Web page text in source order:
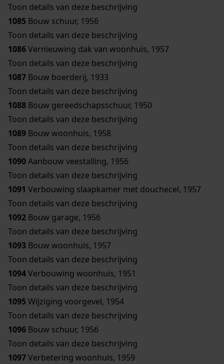
Toon details van deze beschrijving
1085 Bouw schuur, 1956
Toon details van deze beschrijving
1086Vernieuwing dak van woonhuis, 1957
Toon details van deze beschrijving
1087 Bouw boerderij, 1933
Toon details van deze beschrijving
1088 Bouw gereedschapsschuur, 1950
Toon details van deze beschrijving
1089 Bouw woonhuis, 1958
Toon details van deze beschrijving
1090Aanbouw veestalling, 1956
Toon details van deze beschrijving
1091 Verbouwing slaapkamer met douchecel, 1957
Toon details van deze beschrijving
1092 Bouw garage, 1956
Toon details van deze beschrijving
1093 Bouw woonhuis, 1957
Toon details van deze beschrijving
1094Verbouwing woonhuis, 1951
Toon details van deze beschrijving
1095Wijziging voorgevel, 1954
Toon details van deze beschrijving
1096 Bouw schuur, 1956
Toon details van deze beschrijving
1097Verbetering woonhuis, 1959